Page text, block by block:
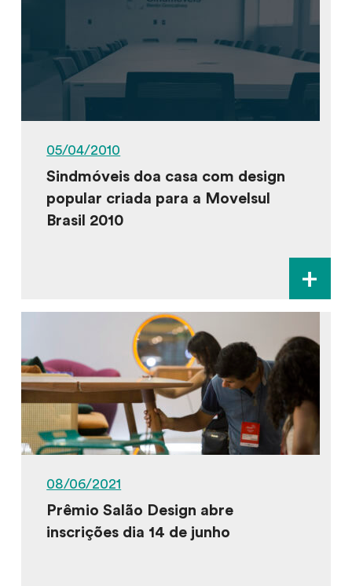
05/04/2010
Sindmóveis doa casa com design
popular criada para a Movelsul
Brasil 2010
+
08/06/2021
Prêmio Salão Design abre
inscrições dia 14 de junho